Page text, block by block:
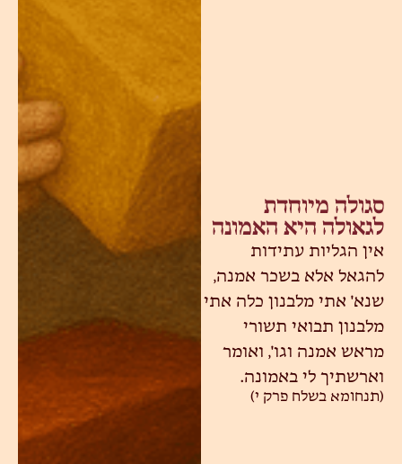
סגולה מיוחדת
לגאולה היא האמונה
אין הגליות עתידות
להגאל אלא בשכר אמנה,
שנא' אתי מלבנון כלה אתי
מלבנון תבואי תשורי
מראש אמנה וגו', ואומר
וארשתיך לי באמונה.
(תנחומא בשלח פרק י)